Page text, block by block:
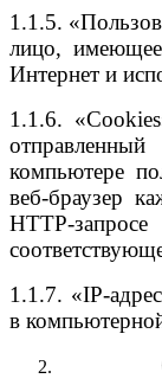
1.1.5.
лицо,
Интернет и
1.1.6.
компьютере
веб-браузер
HTTP-
1.1.7. «IP-
в